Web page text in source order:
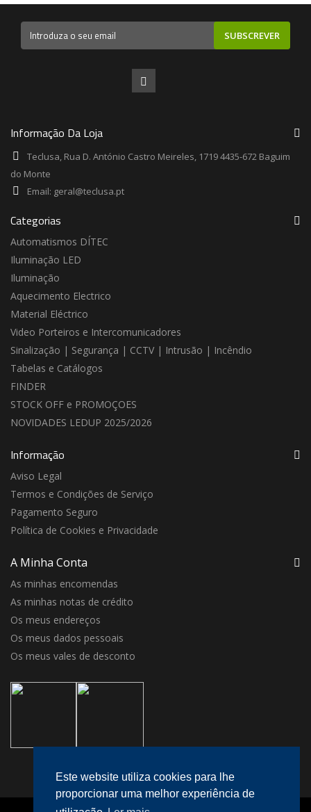
Este website utiliza cookies para lhe
proporcionar uma melhor experiência de
SUBSCREVER
Informação Da Loja
Teclusa, Rua D. António Castro Meireles, 1719 4435-672 Baguim
do Monte
Email: geral@teclusa.pt
Categorias
Automatismos DÍTEC
Iluminação LED
Iluminação
Aquecimento Electrico
Material Eléctrico
Video Porteiros e Intercomunicadores
Sinalização | Segurança | CCTV | Intrusão | Incêndio
Tabelas e Catálogos
FINDER
STOCK OFF e PROMOÇOES
NOVIDADES LEDUP 2025/2026
Informação
Aviso Legal
Termos e Condições de Serviço
Pagamento Seguro
Política de Cookies e Privacidade
A Minha Conta
As minhas encomendas
As minhas notas de crédito
Os meus endereços
Os meus dados pessoais
Os meus vales de desconto